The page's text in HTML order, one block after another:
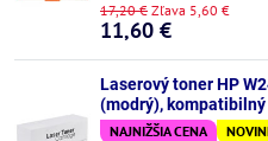
11,60 €
17,20 € Zľava 5,60 €
Laserový toner HP
(modrý), kompatibilný
NAJNIŽŠIA CENA